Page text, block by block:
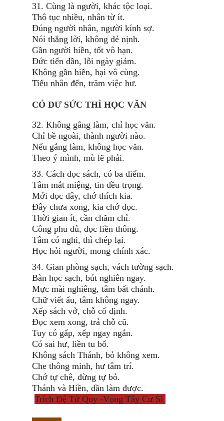
31. Cùng là người, khác tộc loại.
Thô tục nhiều, nhân từ ít.
Đúng người nhân, người kính sợ.
Nói thẳng lời, không dẻ nịnh.
Gần người hiền, tốt vô hạn.
Đức tiến dần, lỗi ngày giảm.
Không gần hiền, hại vô cùng.
Tiểu nhân đến, trăm việc hư.
CÓ DƯ SỨC THÌ HỌC VĂN
32. Không gắng làm, chỉ học văn.
Chỉ bề ngoài, thành người nào.
Nếu gắng làm, không học văn.
Theo ý mình, mù lẽ phải.
33. Cách đọc sách, có ba điểm.
Tâm mắt miệng, tin đều trọng.
Mới đọc đây, chớ thích kia.
Đây chưa xong, kia chớ đọc.
Thời gian ít, cần chăm chỉ.
Công phu đủ, đọc liền thông.
Tâm có nghi, thì chép lại.
Học hỏi người, mong chính xác.
34. Gian phòng sạch, vách tường sạch.
Bàn học sạch, bút nghiên ngay.
Mực mài nghiêng, tâm bất chánh.
Chữ viết ẩu, tâm không ngay.
Xếp sách vở, chỗ cố định.
Đọc xem xong, trả chỗ cũ.
Tuy có gấp, xếp ngay ngắn.
Có sai hư, liền tu bổ.
Không sách Thánh, bỏ không xem.
Che thông minh, hư tâm trí.
Chớ tự chê, đừng tự bỏ.
Thánh và Hiền, dần làm được.
Trích Đệ Tử Quy -Vọng Tây Cư Sĩ